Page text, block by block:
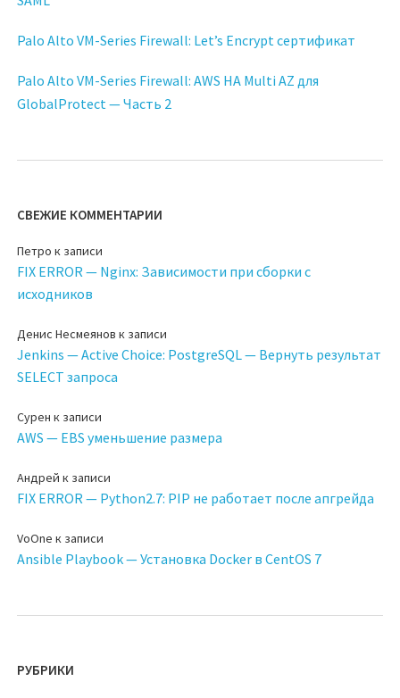
Palo Alto VM-Series Firewall: Let’s Encrypt сертификат
Palo Alto VM-Series Firewall: AWS HA Multi AZ для
GlobalProtect — Часть 2
СВЕЖИЕ КОММЕНТАРИИ
Петро к записи
FIX ERROR — Nginx: Зависимости при сборки с
исходников
Денис Несмеянов к записи
Jenkins — Active Choice: PostgreSQL — Вернуть результат
SELECT запроса
Сурен к записи
AWS — EBS уменьшение размера
Андрей к записи
FIX ERROR — Python2.7: PIP не работает после апгрейда
VoOne к записи
Ansible Playbook — Установка Docker в CentOS 7
РУБРИКИ